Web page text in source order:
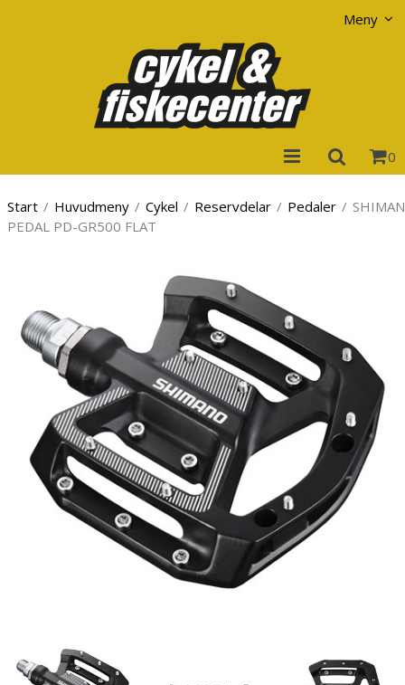
Meny
0
Start / Huvudmeny / Cykel / Reservdelar / Pedaler /
PEDAL PD-GR500 FLAT